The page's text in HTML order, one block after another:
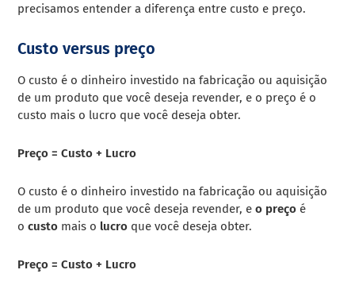
precisamos entender a diferença entre custo e preço.
Custo versus preço
O custo é o dinheiro investido na fabricação ou aquisição
de um produto que você deseja revender, e o preço é o
custo mais o lucro que você deseja obter.
Preço = Custo + Lucro
O custo é o dinheiro investido na fabricação ou aquisição
de um produto que você deseja revender, eo preço é
ocusto mais o lucro que você deseja obter.
Preço = Custo + Lucro